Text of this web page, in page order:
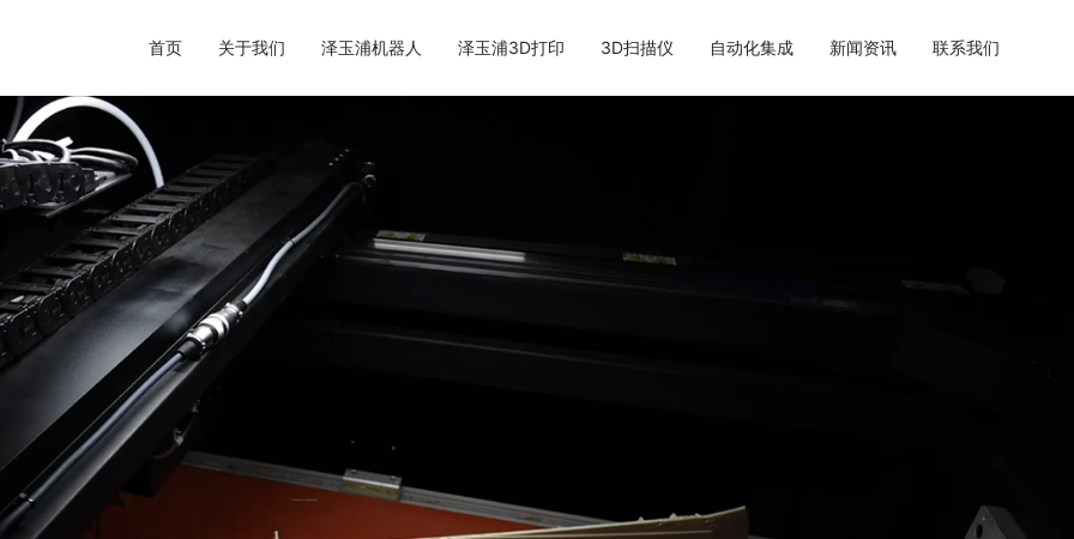
首页 关于我们 泽玉浦机器人 泽玉浦3D打印 3D扫描仪 自动化集成 新闻资讯 联系我们